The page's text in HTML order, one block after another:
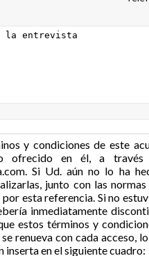
y condiciones de este
ofrecido en él, a
Si Ud. aún no lo ha
junto con las
esta referencia. Si no
inmediatamente
estos términos y
renueva con cada acceso,
inserta en el siguiente cuadro: